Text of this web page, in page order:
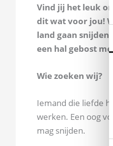
Vind jij het leuk
dit wat voor jou!
land gaan snijden.
een hal gebost
Wie
Iemand die liefde
werken. Een oog
mag snijden.